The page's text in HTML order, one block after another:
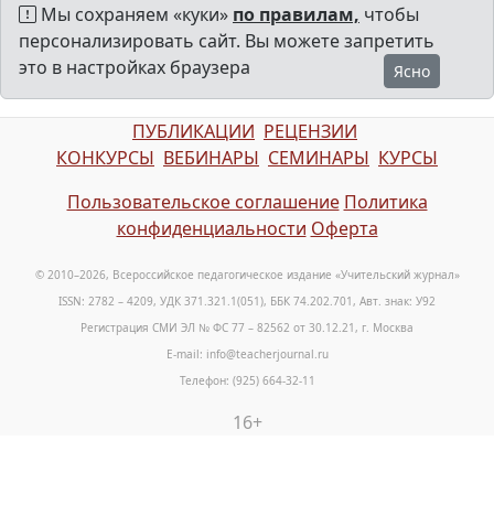
Мы сохраняем «куки» по правилам, чтобы
персонализировать сайт. Вы можете запретить
это в настройках браузера
Ясно
ПУБЛИКАЦИИ РЕЦЕНЗИИ
КОНКУРСЫ ВЕБИНАРЫ СЕМИНАРЫ КУРСЫ
Пользовательское соглашение Политика
конфиденциальности Оферта
© 2010–2026, Всероссийское педагогическое издание «Учительский журнал»
ISSN: 2782 – 4209, УДК 371.321.1(051), ББК 74.202.701, Авт. знак: У92
Регистрация СМИ ЭЛ № ФС 77 – 82562 от 30.12.21, г. Москва
E-mail: info@teacherjournal.ru
Телефон: (925) 664-32-11
16+